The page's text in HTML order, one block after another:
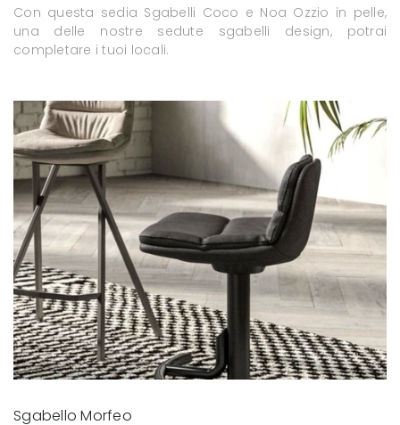
Con questa sedia Sgabelli Coco e Noa Ozzio in pelle,
una delle nostre sedute sgabelli design, potrai
completare i tuoi locali.
Sgabello Morfeo